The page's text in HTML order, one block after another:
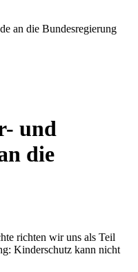
an die Bundesregierung
und
die
richten wir uns als Teil
Kinderschutz kann nicht